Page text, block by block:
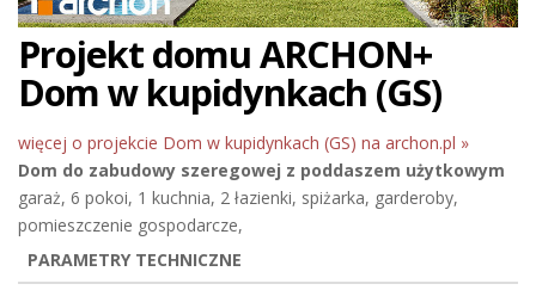
Projekt domu ARCHON+
Dom w kupidynkach (GS)
więcej o projekcie Dom w kupidynkach (GS) na archon.pl »
Dom do zabudowy szeregowej z poddaszem użytkowym
garaż, 6 pokoi, 1 kuchnia, 2 łazienki, spiżarka, garderoby,
pomieszczenie gospodarcze,
PARAMETRY TECHNICZNE